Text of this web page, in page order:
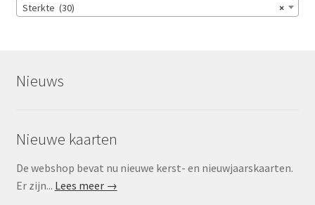
×
Sterkte (30)
Nieuws
Nieuwe kaarten
De webshop bevat nu nieuwe kerst- en nieuwjaarskaarten.
Er zijn... Lees meer →